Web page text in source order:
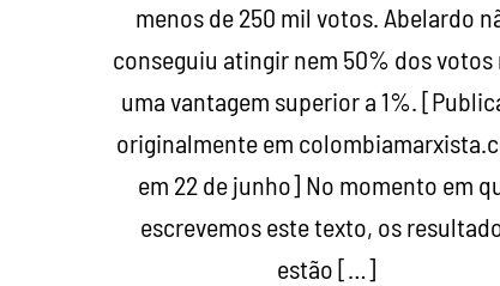
menos de 250 mil votos. Abelardo
conseguiu atingir nem 50% dos votos
uma vantagem superior a 1%.
originalmente em
em 22 de junho] No momento em
escrevemos este texto, os
estão […]